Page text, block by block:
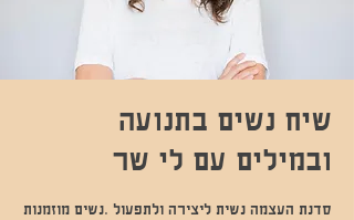
שיח נשים בתנועה
ובמילים עם לי שר
סדנת העצמה נשית ליצירה ולתפעול .נשים מוזמנות